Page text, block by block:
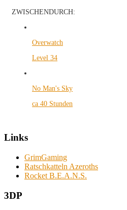
ZWISCHENDURCH:
Overwatch
Level 34
No Man's Sky
ca 40 Stunden
Links
GrimGaming
Ratschkatteln Azeroths
Rocket B.E.A.N.S.
3DP